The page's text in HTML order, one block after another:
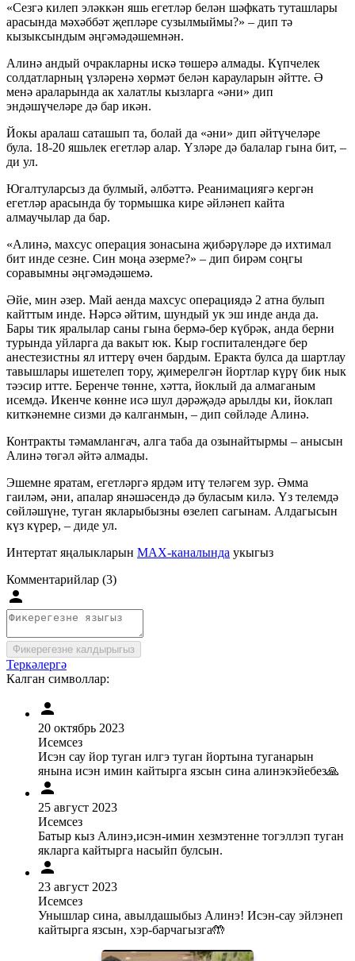
«Сезгә килеп эләккән яшь егетләр белән шәфкать туташлары
арасында мәхәббәт җепләре сузылмыймы?» – дип тә
кызыксындым әңгәмәдәшемнән.
Алинә андый очракларны искә төшерә алмады. Күпчелек
солдатларның үзләренә хөрмәт белән карауларын әйтте. Ә
менә араларында ак халатлы кызларга «әни» дип
эндәшүчеләре дә бар икән.
Йокы аралаш саташып та, болай да «әни» дип әйтүчеләре
була. 18-20 яшьлек егетләр алар. Үзләре дә балалар гына бит, –
ди ул.
Югалтуларсыз да булмый, әлбәттә. Реанимациягә кергән
егетләр арасында бу тормышка кире әйләнеп кайта
алмаучылар да бар.
«Алинә, махсус операция зонасына җибәрүләре дә ихтимал
бит инде сезне. Син моңа әзерме?» – дип бирәм соңгы
соравымны әңгәмәдәшемә.
Әйе, мин әзер. Май аенда махсус операциядә 2 атна булып
кайттым инде. Нәрсә әйтим, шундый ук эш инде анда да.
Бары тик яралылар саны гына бермә-бер күбрәк, анда берни
турында уйларга да вакыт юк. Кыр госпиталендәге бер
анестезистны ял иттерү өчен бардым. Еракта булса да шартлау
тавышлары ишетелеп тору, җимерелгән йортлар күрү бик нык
тәэсир итте. Беренче төнне, хәтта, йоклый да алмаганым
исемдә. Икенче көнне исә шул дәрәҗәдә арылды ки, йоклап
киткәнемне сизми дә калганмын, – дип сөйләде Алинә.
Контракты тәмамлангач, алга таба да озынайтырмы – анысын
Алинә төгәл әйтә алмады.
Эшемне яратам, егетләргә ярдәм итү теләгем зур. Әмма
гаиләм, әни, апалар янәшәсендә дә буласым килә. Үз телемдә
сөйләшүне, туган якларыбызны өзелеп сагынам. Алдагысын
күз күрер, – диде ул.
Интертат яңалыкларын MAX-каналында укыгыз
Комментарийлар (3)
Фикерегезне калдырыгыз
Теркәлергә
Калган символлар:
20 октябрь 2023
Исемсез
Исэн сау йор туган илгэ туган йортына туганарын
янына исэн имин кайтырга язсын сина алинэкэйебез🙏
25 август 2023
Исемсез
Батыр кыз Алинэ,исэн-имин хезмэтенне тогэллэп туган
якларга кайтырга насыйп булсын.
23 август 2023
Исемсез
Унышлар сина, авылдашыбыз Алинэ! Исэн-сау эйлэнеп
кайтырга язсын, хэр-барчагызга🤲